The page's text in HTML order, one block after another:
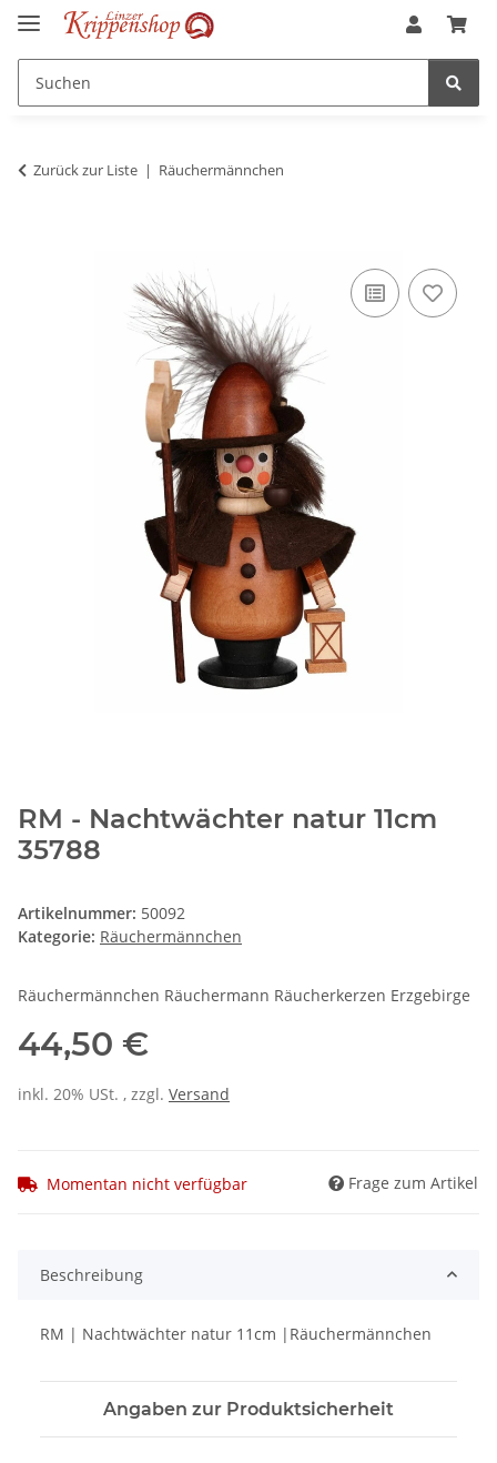
Zurück zur Liste Räuchermännchen
RM - Nachtwächter natur 11cm
35788
Artikelnummer: 50092
Kategorie: Räuchermännchen
Räuchermännchen Räuchermann Räucherkerzen Erzgebirge
44,50 €
inkl. 20% USt. , zzgl. Versand
Momentan nicht verfügbar Frage zum Artikel
Beschreibung
RM | Nachtwächter natur 11cm |Räuchermännchen
Angaben zur Produktsicherheit